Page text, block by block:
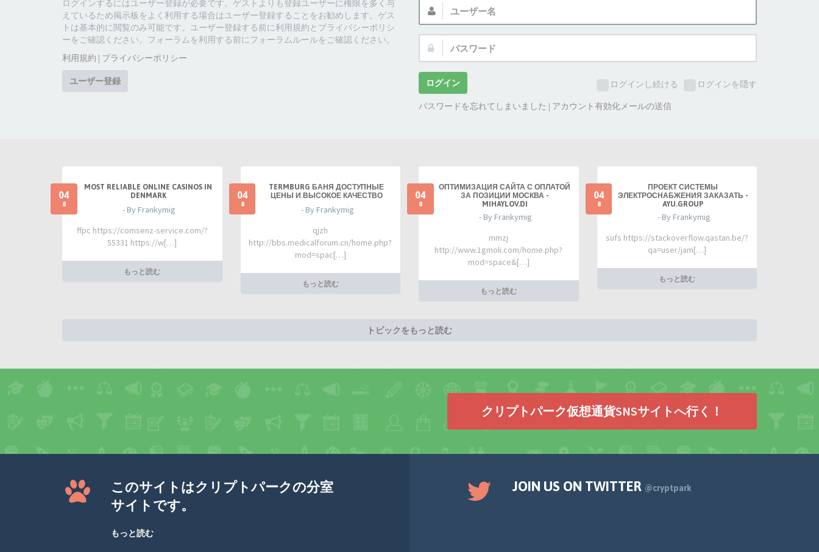
ログインするにはユーザー登録が必要です。ゲストよりも登録ユーザーに権限を多く与
えているため掲示板をよく利用する場合はユーザー登録することをお勧めします。ゲス
トは基本的に閲覧のみ可能です。ユーザー登録する前に利用規約とプライバシーポリシ
ーをご確認ください。フォーラムを利用する前にフォーラムルールをご確認ください。
利用規約 | プライバシーポリシー
ユーザー登録
ユ
ザ
ー
名:
ワ
ー
ド:
ログインし続ける ログインを隠す
ログイン
パスワードを忘れてしまいました | アカウント有効化メールの送信
04
8
MOST RELIABLE ONLINE CASINOS IN
DENMARK
- By Frankymig
ffpc https://comsenz-service.com/?
55331 https://w[…]
もっと読む
04
8
TERMBURG БАНЯ ДОСТУПНЫЕ
ЦЕНЫ И ВЫСОКОЕ КАЧЕСТВО
- By Frankymig
qjzh
http://bbs.medicalforum.cn/home.php?
mod=spac[…]
もっと読む
04
8
ОПТИМИЗАЦИЯ САЙТА С ОПЛАТОЙ
ЗА ПОЗИЦИИ МОСКВА -
MIHAYLOV.DI
- By Frankymig
mmzj
http://www.1gmoli.com/home.php?
mod=space&[…]
もっと読む
04
8
ПРОЕКТ СИСТЕМЫ
ЭЛЕКТРОСНАБЖЕНИЯ ЗАКАЗАТЬ -
AYU.GROUP
- By Frankymig
sufs https://stackoverflow.qastan.be/?
qa=user/jam[…]
もっと読む
トピックをもっと読む
クリプトパーク仮想通貨SNSサイトへ行く！
このサイトはクリプトパークの分室
サイトです。
もっと読む
JOIN US ON TWITTER @cryptpark